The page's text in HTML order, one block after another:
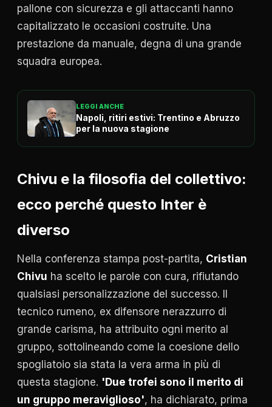
pallone con sicurezza e gli attaccanti hanno
capitalizzato le occasioni costruite. Una
prestazione da manuale, degna di una grande
squadra europea.
LEGGI ANCHE
Napoli, ritiri estivi: Trentino e Abruzzo
per la nuova stagione
Chivu e la filosofia del collettivo:
ecco perché questo Inter è
diverso
Nella conferenza stampa post-partita, Cristian
Chivu ha scelto le parole con cura, rifiutando
qualsiasi personalizzazione del successo. Il
tecnico rumeno, ex difensore nerazzurro di
grande carisma, ha attribuito ogni merito al
gruppo, sottolineando come la coesione dello
spogliatoio sia stata la vera arma in più di
questa stagione. 'Due trofei sono il merito di
un gruppo meraviglioso', ha dichiarato, prima